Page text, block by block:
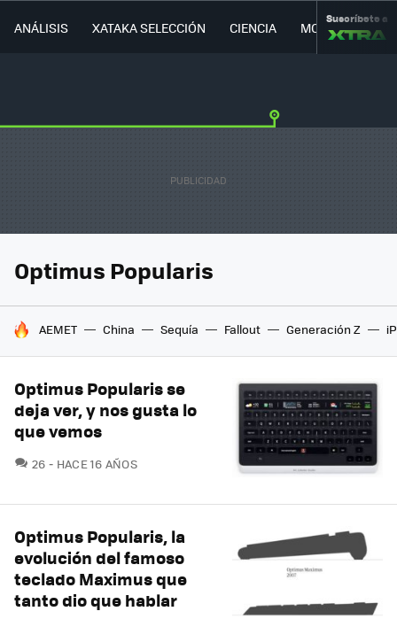
ANÁLISIS XATAKA SELECCIÓN CIENCIA MOVILIDAD
Suscríbete a
Optimus Popularis
HOY SE HABLA DE
AEMET China Sequía Fallout Generación Z
Optimus Popularis se
deja ver, y nos gusta lo
que vemos
26 COMENTARIOS
HACE 16 AÑOS
Optimus Popularis, la
evolución del famoso
teclado Maximus que
tanto dio que hablar